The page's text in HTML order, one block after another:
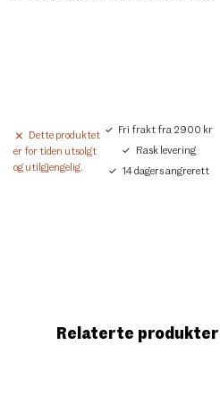
Dette produktet
er for tiden utsolgt
og utilgjengelig.
Fri frakt fra 2900 kr
Rask levering
14 dagers angrerett
Relaterte produkter